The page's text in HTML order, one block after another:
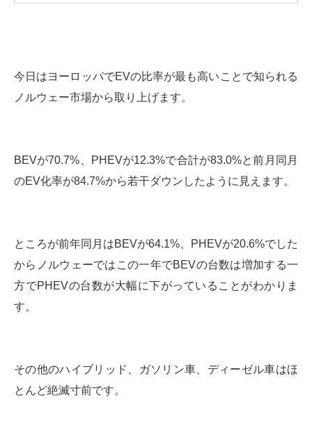
今日はヨーロッパでEVの比率が最も高いことで知られる
ノルウェー市場から取り上げます。
BEVが70.7%、PHEVが12.3%で合計が83.0%と前月同月
のEV化率が84.7%から若干ダウンしたように見えます。
ところが前年同月はBEVが64.1%、PHEVが20.6%でした
からノルウェーではこの一年でBEVの台数は増加する一
方でPHEVの台数が大幅に下がっていることがわかりま
す。
その他のハイブリッド、ガソリン車、ディーゼル車はほ
とんど絶滅寸前です。